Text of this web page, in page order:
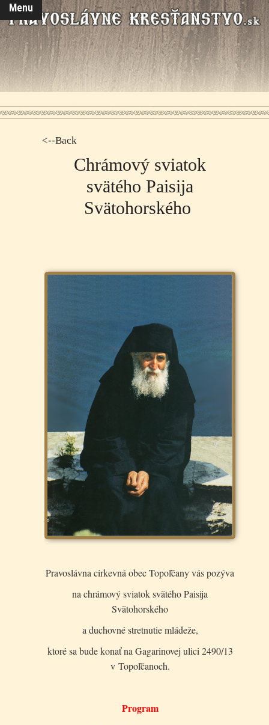
Menu
<--Back
Chrámový sviatok
svätého Paisija
Svätohorského
Pravoslávna cirkevná obec Topoľčany vás pozýva
na chrámový sviatok svätého Paisija
Svätohorského
a duchovné stretnutie mládeže,
ktoré sa bude konať na Gagarinovej ulici 2490/13
v Topoľčanoch.
Program